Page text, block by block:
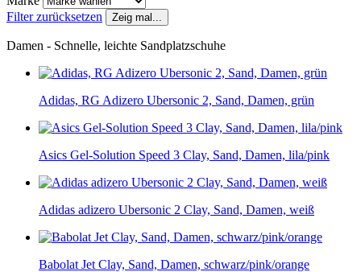
Filter zurücksetzen
Zeig mal...
Damen - Schnelle, leichte Sandplatzschuhe
Adidas, RG Adizero Ubersonic 2, Sand, Damen, grün
Asics Gel-Solution Speed 3 Clay, Sand, Damen, lila/pink
Adidas adizero Ubersonic 2 Clay, Sand, Damen, weiß
Babolat Jet Clay, Sand, Damen, schwarz/pink/orange